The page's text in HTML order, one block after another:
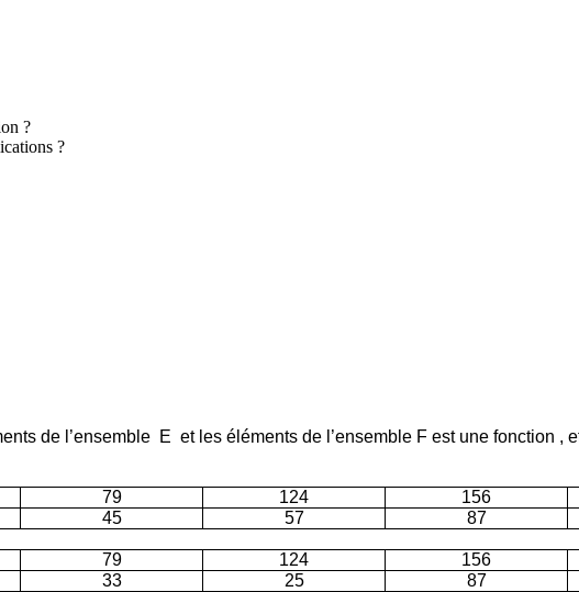
?
?
de l’ensemble E et les éléments de l’ensemble F est une fonction ,
79 124 156
45 57 87
79 124 156
33 25 87